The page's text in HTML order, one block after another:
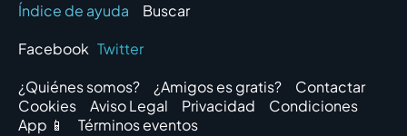
Índice de ayuda
Buscar
Facebook Twitter
¿Quiénes somos?
¿Amigos es gratis?
Contactar
Cookies
Aviso Legal Privacidad
Condiciones
App 📱
Términos eventos